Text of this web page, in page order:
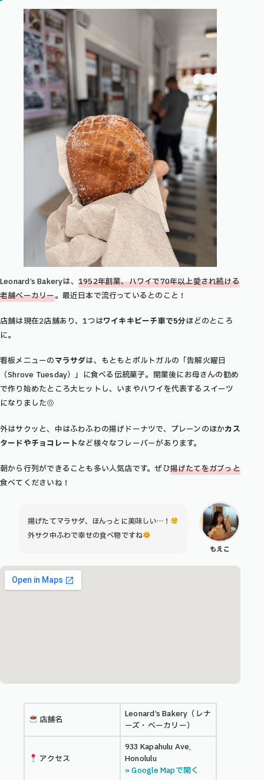
Leonard’s Bakeryは、 1952年創業、ハワイで70年以上愛され続ける
老舗ベーカリー。最近日本で流行っているとのこと！
店舗は現在2店舗あり、1つはワイキキビーチ車で5分ほどのところ
に。
看板メニューのマラサダは、もともとポルトガルの「告解火曜日
（Shrove Tuesday）」に食べる伝統菓子。開業後にお母さんの勧め
で作り始めたところ大ヒットし、いまやハワイを代表するスイーツ
になりました◎
外はサクッと、中はふわふわの揚げドーナツで、プレーンのほかカス
タードやチョコレートなど様々なフレーバーがあります。
朝から行列ができることも多い人気店です。ぜひ揚げたてをガブっと
食べてくださいね！
もえこ
揚げたてマラサダ、ほんっとに美味しい…！
外サク中ふわで幸せの食べ物ですね
店舗名
Leonard’s Bakery（レナ
ーズ・ベーカリー）
アクセス
933 Kapahulu Ave,
Honolulu
» Google Mapで開く